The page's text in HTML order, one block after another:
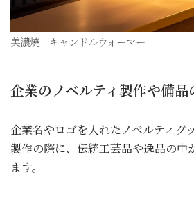
美濃焼 キャンドルウォーマー
企業のノベルティ製作や備品
企業名やロゴを入れたノベルティグ
製作の際に、伝統工芸品や逸品の中
ます。